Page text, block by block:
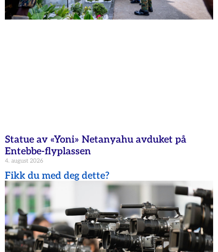
Statue av «Yoni» Netanyahu avduket på
Entebbe-flyplassen
4. august 2026
Fikk du med deg dette?